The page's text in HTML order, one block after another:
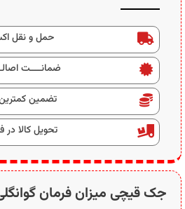
جک قیچی میزان فرمان
حمل و نقل
ضمانــــت
تضمین
تحویل کالا در